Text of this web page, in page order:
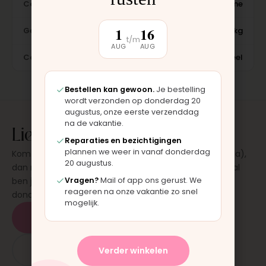
Categorie Accessories · Frames & Mechanisme
Gewicht 8 kg
Conditie Nieuw, origineel
Liever laten plaatsen?
Kom langs in onze werkplaats in Moordrecht (bij Gouda),
dan monteren wij het onderdeel direct voor je. Meestal
ben je binnen 15 tot 20 minuten weer buiten. Op
donderdag en zaterdag, op afspraak.
Plan een afspraak
App: 06 - 2862 1330
1
AUG
t/m16
AUG
Bestellen kan gewoon. Je bestelling
wordt verzonden op donderdag 20
augustus, onze eerste verzenddag
na de vakantie.
Reparaties en bezichtigingen
plannen we weer in vanaf donderdag
20 augustus.
Vragen?Mail of app ons gerust. We
reageren na onze vakantie zo snel
mogelijk.
Verder winkelen